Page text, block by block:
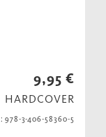
9,95 €
HARDCOVER
978-3-406-58360-5